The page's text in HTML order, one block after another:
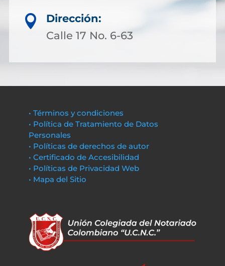

Dirección:
Calle 17 No. 6-63
• Términos y condiciones
• Política de Tratamiento de Datos
Personales
• Políticas de derechos de autor
• Certificado de Accesibilidad
• Políticas de Privacidad Web
• Mapa del Sitio